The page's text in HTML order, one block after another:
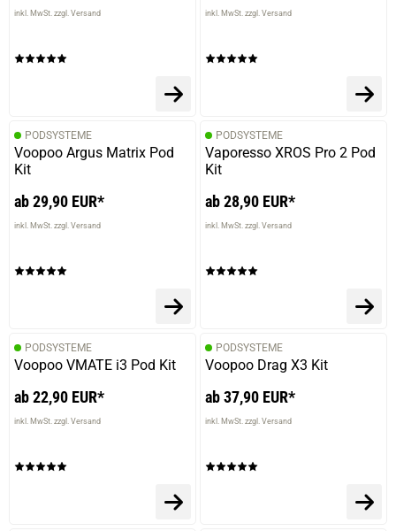
inkl. MwSt. zzgl. Versand inkl. MwSt. zzgl. Versand
PODSYSTEME
Voopoo Argus Matrix Pod
Kit
ab 29,90 EUR*
inkl. MwSt. zzgl. Versand
PODSYSTEME
Vaporesso XROS Pro 2 Pod
Kit
ab 28,90 EUR*
inkl. MwSt. zzgl. Versand
PODSYSTEME
Voopoo VMATE i3 Pod Kit
ab 22,90 EUR*
inkl. MwSt. zzgl. Versand
PODSYSTEME
Voopoo Drag X3 Kit
ab 37,90 EUR*
inkl. MwSt. zzgl. Versand